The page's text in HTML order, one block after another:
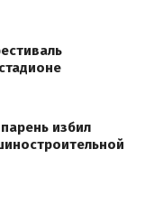
избил